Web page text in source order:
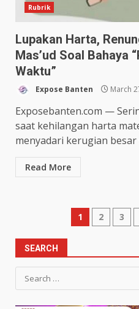
Rubrik
Lupakan Harta,
Mas’ud Soal Bahaya
Waktu”
Expose Banten March
Exposebanten.com —
saat kehilangan harta
menyadari kerugian besar
Read More
Posts
1 2 3
SEARCH
Search
for: